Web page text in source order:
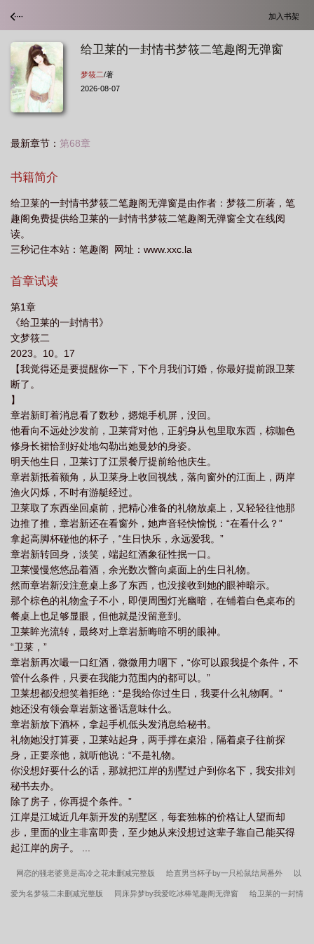
加入书架
给卫莱的一封情书梦筱二笔趣阁无弹窗
梦筱二/著
2026-08-07
最新章节： 第68章
书籍简介
给卫莱的一封情书梦筱二笔趣阁无弹窗是由作者：梦筱二所著，笔
趣阁免费提供给卫莱的一封情书梦筱二笔趣阁无弹窗全文在线阅
读。
三秒记住本站：笔趣阁 网址：www.xxc.la
首章试读
第1章
《给卫莱的一封情书》
文梦筱二
2023。10。17
【我觉得还是要提醒你一下，下个月我们订婚，你最好提前跟卫莱
断了。
】
章岩新盯着消息看了数秒，摁熄手机屏，没回。
他看向不远处沙发前，卫莱背对他，正躬身从包里取东西，棕咖色
修身长裙恰到好处地勾勒出她曼妙的身姿。
明天他生日，卫莱订了江景餐厅提前给他庆生。
章岩新抵着额角，从卫莱身上收回视线，落向窗外的江面上，两岸
渔火闪烁，不时有游艇经过。
卫莱取了东西坐回桌前，把精心准备的礼物放桌上，又轻轻往他那
边推了推，章岩新还在看窗外，她声音轻快愉悦：“在看什么？”
拿起高脚杯碰他的杯子，“生日快乐，永远爱我。”
章岩新转回身，淡笑，端起红酒象征性抿一口。
卫莱慢慢悠悠品着酒，余光数次瞥向桌面上的生日礼物。
然而章岩新没注意桌上多了东西，也没接收到她的眼神暗示。
那个棕色的礼物盒子不小，即便周围灯光幽暗，在铺着白色桌布的
餐桌上也足够显眼，但他就是没留意到。
卫莱眸光流转，最终对上章岩新晦暗不明的眼神。
“卫莱，”
章岩新再次嘬一口红酒，微微用力咽下，“你可以跟我提个条件，不
管什么条件，只要在我能力范围内的都可以。”
卫莱想都没想笑着拒绝：“是我给你过生日，我要什么礼物啊。”
她还没有领会章岩新这番话意味什么。
章岩新放下酒杯，拿起手机低头发消息给秘书。
礼物她没打算要，卫莱站起身，两手撑在桌沿，隔着桌子往前探
身，正要亲他，就听他说：“不是礼物。
你没想好要什么的话，那就把江岸的别墅过户到你名下，我安排刘
秘书去办。
除了房子，你再提个条件。”
江岸是江城近几年新开发的别墅区，每套独栋的价格让人望而却
步，里面的业主非富即贵，至少她从来没想过这辈子靠自己能买得
起江岸的房子。 ...
网恋的骚老婆竟是高冷之花未删减完整版 给直男当杯子by一只松鼠结局番外 以
爱为名梦筱二未删减完整版 同床异梦by我爱吃冰棒笔趣阁无弹窗 给卫莱的一封情